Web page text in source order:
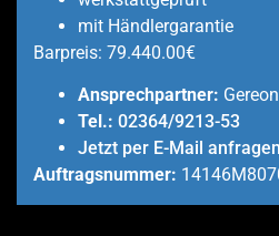
mit Händlergarantie
Barpreis: 79.440.00€
Ansprechpartner:
Tel.: 02364/9213-53
Jetzt per E-Mail anfragen
Auftragsnummer: